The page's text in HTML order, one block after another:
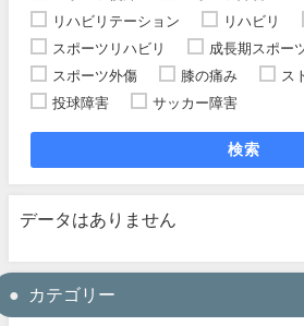
リハビリテーション
リハビリ
スポーツリハビリ
成長期スポー
スポーツ外傷
膝の痛み
ス
投球障害
サッカー障害
検索
データはありません
カテゴリー